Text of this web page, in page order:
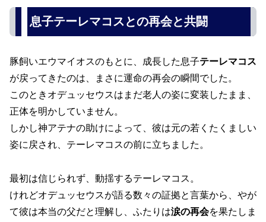
息子テーレマコスとの再会と共闘
豚飼いエウマイオスのもとに、成長した息子テーレマコス
が戻ってきたのは、まさに運命の再会の瞬間でした。
このときオデュッセウスはまだ老人の姿に変装したまま、
正体を明かしていません。
しかし神アテナの助けによって、彼は元の若くたくましい
姿に戻され、テーレマコスの前に立ちました。
最初は信じられず、動揺するテーレマコス。
けれどオデュッセウスが語る数々の証拠と言葉から、やが
て彼は本当の父だと理解し、ふたりは涙の再会を果たしま